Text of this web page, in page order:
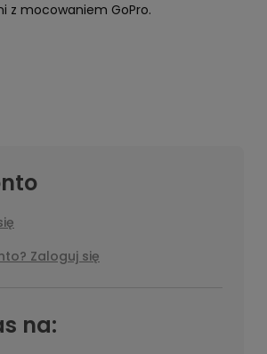
z mocowaniem GoPro.
Zaloguj się
na: